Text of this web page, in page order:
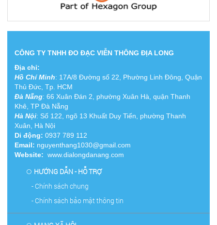
CÔNG TY TNHH ĐO ĐẠC VIỄN THÔNG ĐỊA LONG
Địa chỉ:
Hồ Chí Minh: 17A/8 Đường số 22, Phường Linh Đông, Quận
Thủ Đức, Tp. HCM
Đà Nẵng: 66 Xuân Đán 2, phường Xuân Hà, quận Thanh
Khê, TP Đà Nẵng
Hà Nội: Số 122, ngõ 13 Khuất Duy Tiến, phường Thanh
Xuân, Hà Nội
Di động: 0937 789 112
Email: nguyenthang1030@gmail.com
Website: www.dialongdanang.com
HƯỚNG DẪN - HỖ TRỢ
- Chính sách chung
- Chính sách bảo mật thông tin